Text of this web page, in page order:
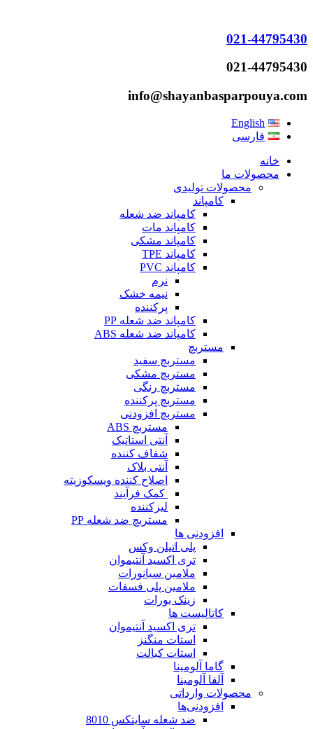
021-44795430
021-44795430
info@shayanbasparpouya.com
English
فارسی
خانه
محصولات ما
محصولات تولیدی
کامپاند
کامپاند ضد شعله
کامپاند مات
کامپاند مشکی
کامپاند TPE
کامپاند PVC
نرم
نیمه خشک
پرکننده
کامپاند ضد شعله PP
کامپاند ضد شعله ABS
مستربچ
مستربچ‌ سفید
مستربچ مشکی
مستربچ رنگی
مستربچ پرکننده
مستربچ افزودنی
مستربچ ABS
آنتی استاتیک
شفاف کننده
آنتی بلاک
اصلاح کننده ویسکوزیته
کمک فرآیند
لیزکننده
مستربچ ضد شعله PP
افزودنی ها
پلی اتیلن وکس
تری اکسید آنتیموان
ملامین سیانورات
ملامین پلی فسفات
زینک بورات
کاتالیست ها
تری اکسید آنتیموان
استات منگنز
استات کبالت
گاما آلومینا
آلفا آلومینا
محصولات وارداتی
افزودنی‌ها
ضد شعله سایتکس 8010